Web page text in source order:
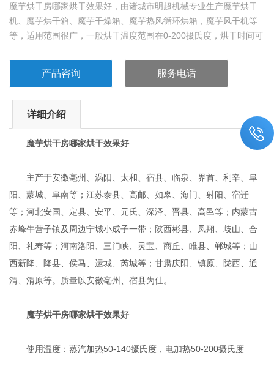
魔芋烘干房哪家烘干效果好，由诸城市明超机械专业生产魔芋烘干
机、魔芋烘干箱、魔芋干燥箱、魔芋热风循环烘箱，魔芋风干机等
等，适用范围很广，一般烘干温度范围在0-200摄氏度，烘干时间可
产品咨询 服务电话
详细介绍
魔芋烘干房哪家烘干效果好
主产于安徽亳州、涡阳、太和、宿县、临泉、界首、利辛、阜
阳、蒙城、阜南等；江苏泰县、高邮、如皋、海门、射阳、宿迁
等；河北安国、定县、安平、元氏、深泽、晋县、高邑等；内蒙古
赤峰牛营子镇及周边宁城小成子一带；陕西彬县、凤翔、歧山、合
阳、礼寿等；河南洛阳、三门峡、灵宝、商丘、睢县、郸城等；山
西新降、降县、侯马、运城、芮城等；甘肃庆阳、镇原、陇西、通
渭、渭原等。质量以安徽亳州、宿县为佳。
魔芋烘干房哪家烘干效果好
使用温度：蒸汽加热50-140摄氏度，电加热50-200摄氏度